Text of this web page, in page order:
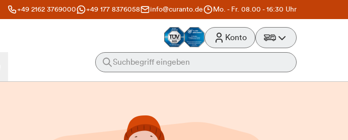
+49 2162 3769000 +49 177 8376058 info@curanto.de Mo. - Fr. 08.00 - 16:30 Uhr
Konto